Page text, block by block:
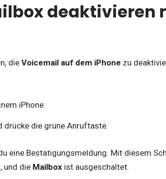
deaktivieren
die Voicemail auf dem iPhone zu
iPhone.
drücke die grüne Anruftaste.
eine Bestätigungsmeldung. Mit diesem
und die Mailbox ist ausgeschaltet.